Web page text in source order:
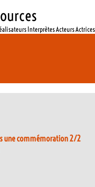
Interprètes Acteurs
une commémoration 2/2